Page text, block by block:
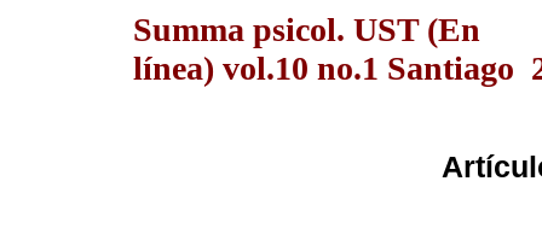
Summa psicol. UST (En
línea) vol.10 no.1 Santiago